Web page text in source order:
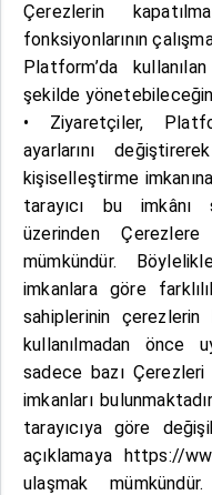
Çerezlerin
fonksiyonlarının
Platform’da
şekilde
• Ziyaretçiler,
ayarlarını
kişiselleştirme
tarayıcı bu imkânı
üzerinden
mümkündür.
imkanlara göre
sahiplerinin çerezlerin
kullanılmadan önce
sadece bazı
imkanları
tarayıcıya göre
açıklamaya https://
ulaşmak